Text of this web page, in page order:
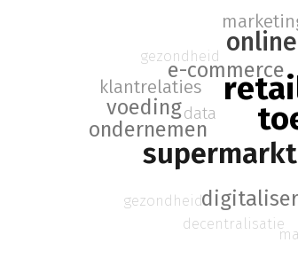
e-commerce
ondernemen
voeding
klantrelaties
data
gezondheid
decentralisatie
gezondheid